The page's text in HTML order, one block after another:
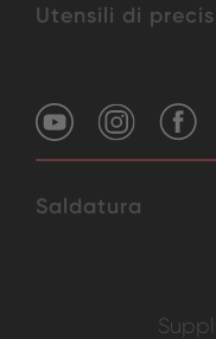
Utensili di
Saldatura